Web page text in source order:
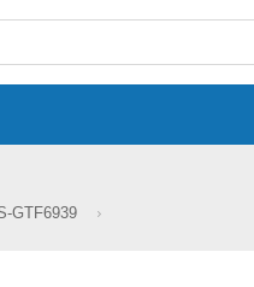
GTF6939